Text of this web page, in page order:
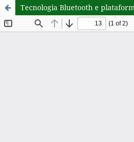
Tecnologia Bluetooth e